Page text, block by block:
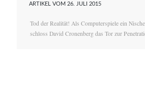
ARTIKEL VOM 26. JULI 2015
Tod der Realität! Als Computerspiele ein
schloss David Cronenberg das Tor zur